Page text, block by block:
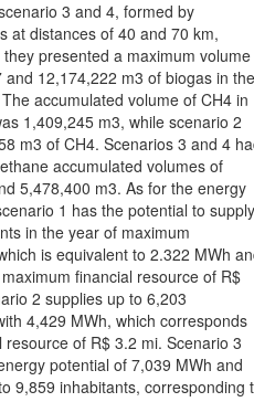
3 and 4, formed by
at distances of 40 and 70 km,
they presented a maximum volume
and 12,174,222 m3 of biogas in the
accumulated volume of CH4 in
1,409,245 m3, while scenario 2
m3 of CH4. Scenarios 3 and 4
accumulated volumes of
5,478,400 m3. As for the energy
1 has the potential to supply
in the year of maximum
is equivalent to 2.322 MWh
financial resource of R$
2 supplies up to 6,203
4,429 MWh, which corresponds
resource of R$ 3.2 mi. Scenario 3
potential of 7,039 MWh and
9,859 inhabitants, corresponding